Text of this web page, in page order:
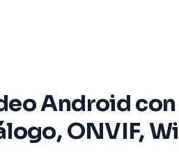
Android con
ONVIF,